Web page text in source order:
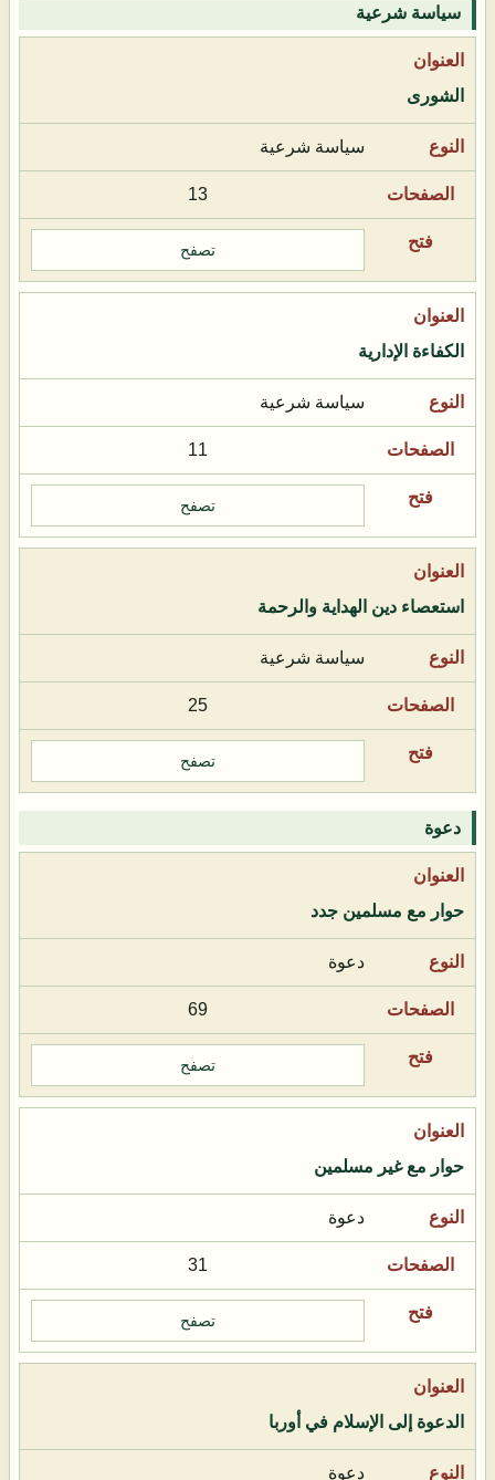
سياسة شرعية
الشورى
سياسة شرعية
13
تصفح
الكفاءة الإدارية
سياسة شرعية
11
تصفح
استعصاء دين الهداية والرحمة
سياسة شرعية
25
تصفح
دعوة
حوار مع مسلمين جدد
دعوة
69
تصفح
حوار مع غير مسلمين
دعوة
31
تصفح
الدعوة إلى الإسلام في أوربا
دعوة